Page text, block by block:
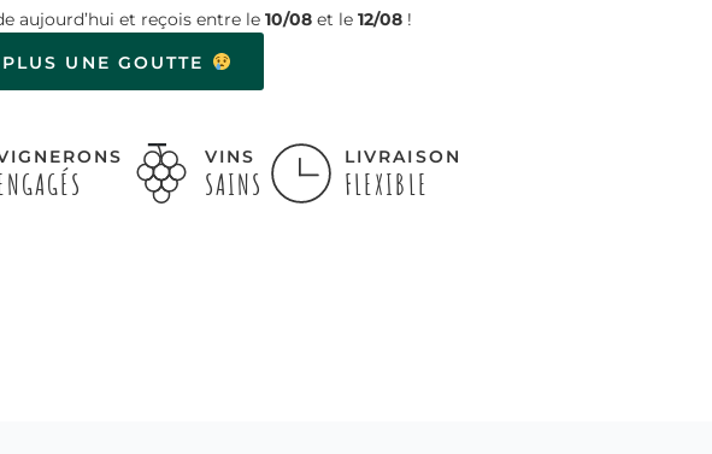
aujourd’hui et reçois entre le 10/08 et le 12/08 !
UNE GOUTTE
VINS
SAINS
LIVRAISON
FLEXIBLE